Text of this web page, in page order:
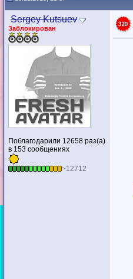
Sergey Kutsuev
Заблокирован
Поблагодарили 12658 раз(а)
в 153 сообщениях
~12712